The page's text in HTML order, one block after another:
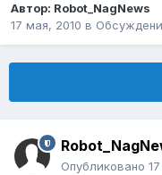
Автор: Robot_NagNews
17 мая, 2010 в
Опубликовано